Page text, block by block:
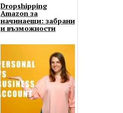
Dropshipping
Amazon за
начинаещи: забрани
и възможности